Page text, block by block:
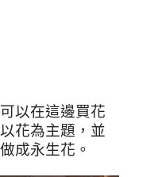
以在這邊買花
花為主題，並
成永生花。